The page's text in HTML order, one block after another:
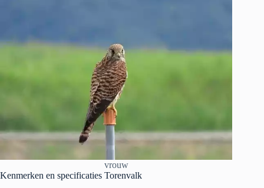
vrouw
Kenmerken en specificaties Torenvalk